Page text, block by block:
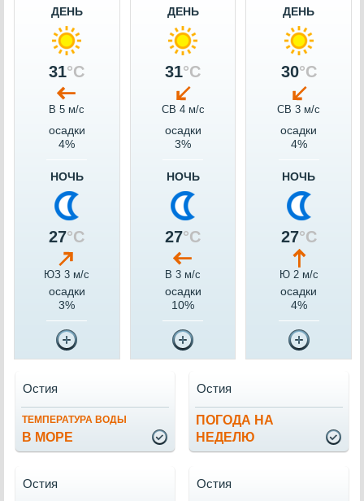
ДЕНЬ
31°C
В 5 м/c
осадки
4%
НОЧЬ
27°C
ЮЗ 3 м/c
осадки
3%
ДЕНЬ
31°C
СВ 4 м/c
осадки
3%
НОЧЬ
27°C
В 3 м/c
осадки
10%
ДЕНЬ
30°C
СВ 3 м/c
осадки
4%
НОЧЬ
27°C
Ю 2 м/c
осадки
4%
ТЕМПЕРАТУРА ВОДЫ
В МОРЕ
Остия
ПОГОДА НА
НЕДЕЛЮ
Остия
Остия Остия